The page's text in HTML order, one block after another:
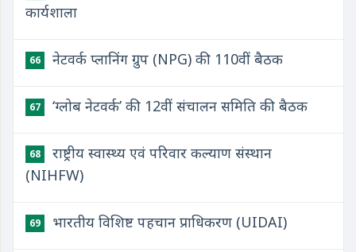
कार्यशाला
66 नेटवर्क प्लानिंग ग्रुप (NPG) की 110वीं बैठक
67 ‘ग्लोब नेटवर्क’ की 12वीं संचालन समिति की बैठक
68
राष्ट्रीय स्वास्थ्य एवं परिवार कल्याण संस्थान
(NIHFW)
69 भारतीय विशिष्ट पहचान प्राधिकरण (UIDAI)